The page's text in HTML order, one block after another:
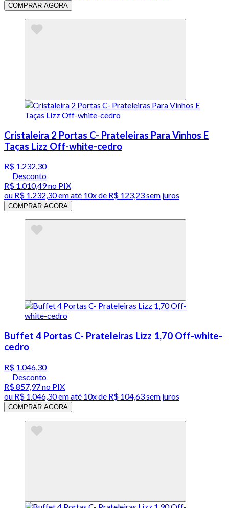
COMPRAR AGORA
Cristaleira 2 Portas C- Prateleiras Para Vinhos E
Taças Lizz Off-white-cedro
R$ 1.232,30
Desconto
R$ 1.010,49no PIX
ou R$ 1.232,30em até 10x de R$ 123,23 sem juros
COMPRAR AGORA
Buffet 4 Portas C- Prateleiras Lizz 1,70 Off-white-
cedro
R$ 1.046,30
Desconto
R$ 857,97no PIX
ou R$ 1.046,30em até 10x de R$ 104,63 sem juros
COMPRAR AGORA